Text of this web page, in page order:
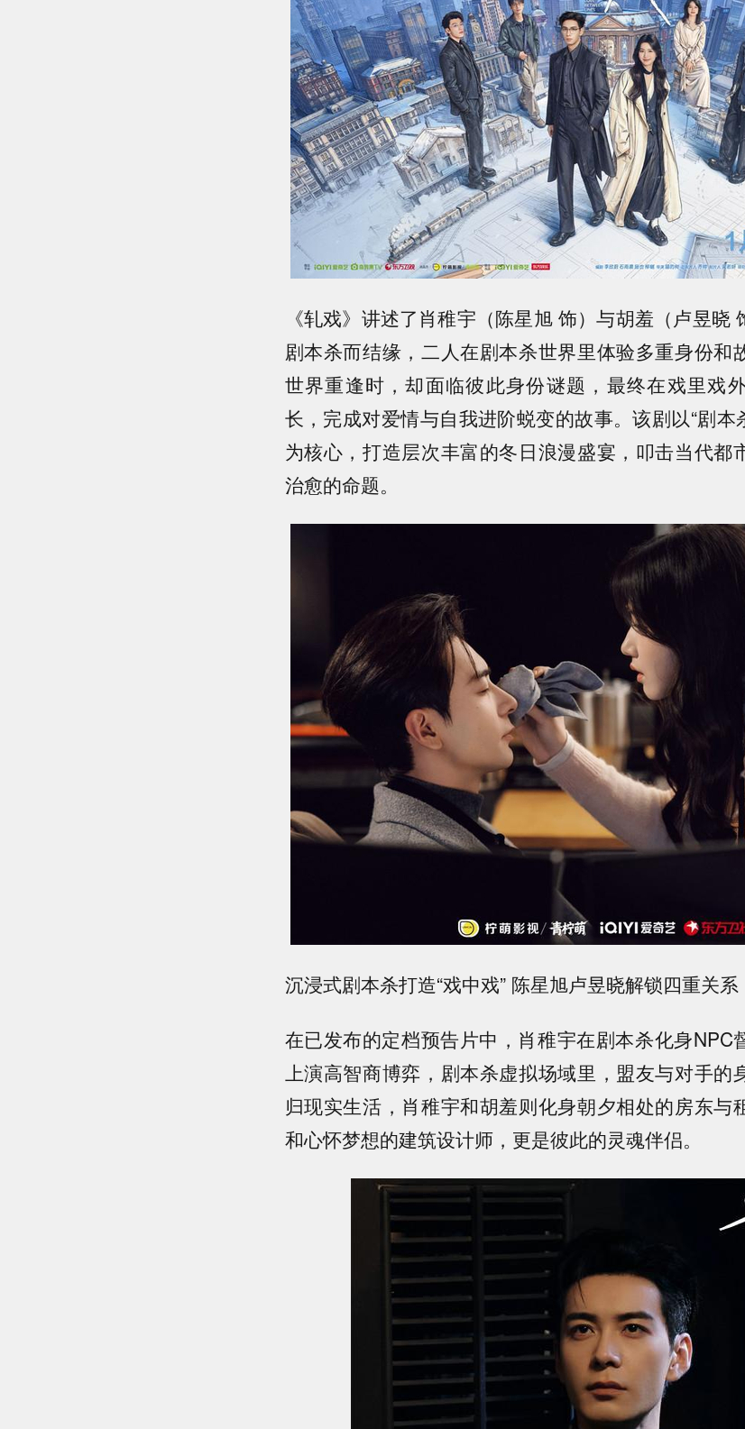
《轧戏》讲述了肖稚宇（陈星旭 饰）与胡羞（卢昱晓
剧本杀而结缘，二人在剧本杀世界里体验多重身份和
世界重逢时，却面临彼此身份谜题，最终在戏里戏
长，完成对爱情与自我进阶蜕变的故事。该剧以“剧本
为核心，打造层次丰富的冬日浪漫盛宴，叩击当代都
治愈的命题。
沉浸式剧本杀打造“戏中戏” 陈星旭卢昱晓解锁四重关系
在已发布的定档预告片中，肖稚宇在剧本杀化身NPC
上演高智商博弈，剧本杀虚拟场域里，盟友与对手的
归现实生活，肖稚宇和胡羞则化身朝夕相处的房东与
和心怀梦想的建筑设计师，更是彼此的灵魂伴侣。